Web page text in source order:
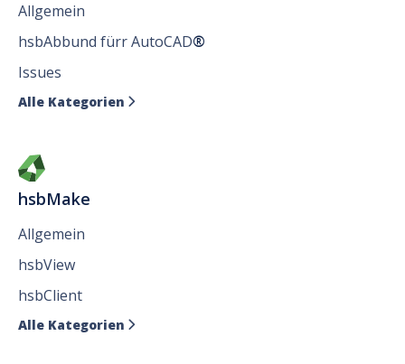
Allgemein
hsbAbbund fürr AutoCAD®
Issues
Alle Kategorien 
hsbMake
Allgemein
hsbView
hsbClient
Alle Kategorien 